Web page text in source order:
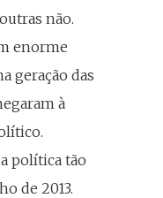
não.
enorme
geração das
à
política tão
de 2013.